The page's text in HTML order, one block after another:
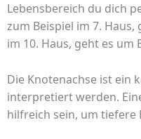
Lebensbereich du dich
zum Beispiel im 7.
im 10. Haus, geht es um
Die Knotenachse ist ein
interpretiert werden.
hilfreich sein, um tiefere